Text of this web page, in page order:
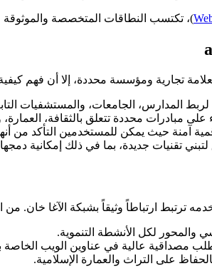
)، تكتسب النطاقات المتخصصة والموثوقة
المدارس، الجامعات، والمستشفيات
مبادرات محددة تتعلق بالثقافة، العمارة،
آمنة حيث يمكن للمستخدمين التأكد من
تقنيات جديدة، بما في ذلك إمكانية
ترتبط ارتباطاً وثيقاً بشبكة الآغا خان. من
والمحور لكل الأنشطة التنموية.
مصداقية عالية في عناوين الويب الخاصة
على التراث والعمارة الإسلامية.